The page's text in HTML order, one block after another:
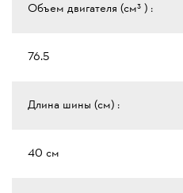
Объем двигателя (см³ ) :
76.5
Длина шины (см) :
40 см